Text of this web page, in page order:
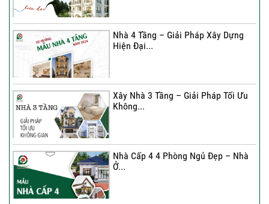
Nhà 4 Tầng – Giải Pháp Xây Dựng
Hiện Đại...
Xây Nhà 3 Tầng – Giải Pháp Tối Ưu
Không...
Nhà Cấp 4 4 Phòng Ngủ Đẹp – Nhà
Ở...